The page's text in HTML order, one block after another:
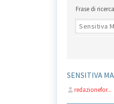
Frase di
SENSITIVA
redazionefor...